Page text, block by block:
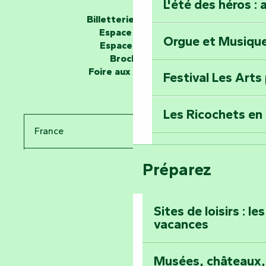
Les passeurs d'histoires
Partez en
Percez les
Voyagez dans le
Maillezais
Montez au
L'été des héros :
Orgue et
Festival Les Arts
Les Ricochets
Tout l'agenda
Préparez
Sites de loisirs :
vacances
Musées,
Billetterie en ligne
Espace groupe
Espace presse
Brochures
Foire aux questions
France